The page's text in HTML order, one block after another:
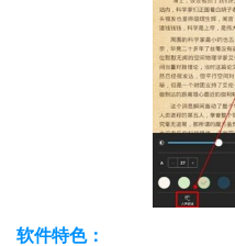
软件特色：